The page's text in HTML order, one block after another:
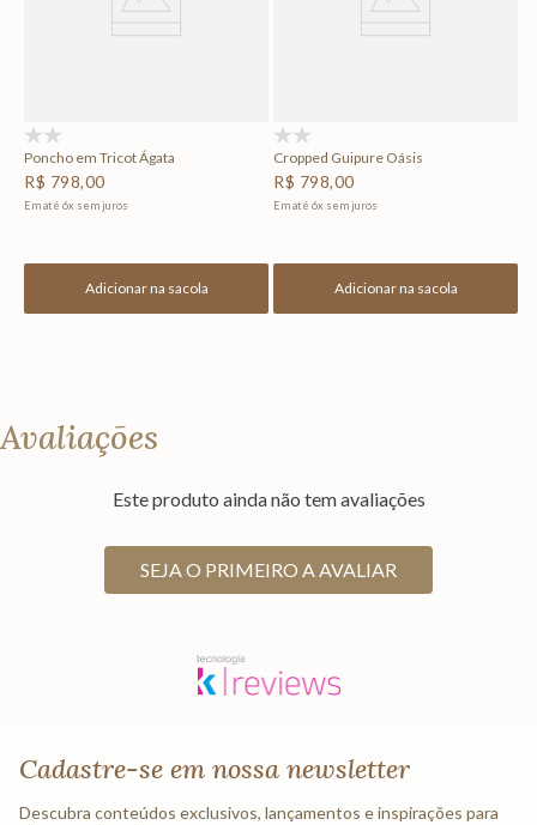
Poncho em Tricot Ágata
R$ 798,00
Em até 6x sem juros
Adicionar na sacola
Cropped Guipure Oásis
R$ 798,00
Em até 6x sem juros
Adicionar na sacola
Avaliações
Este produto ainda não tem avaliações
SEJA O PRIMEIRO A AVALIAR
Cadastre-se em nossa newsletter
Descubra conteúdos exclusivos, lançamentos e inspirações para